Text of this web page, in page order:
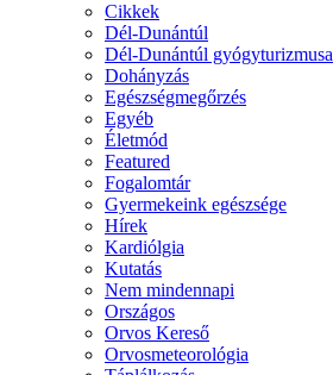
Cikkek
Dél-Dunántúl
Dél-Dunántúl gyógyturizmusa
Dohányzás
Egészségmegőrzés
Egyéb
Életmód
Featured
Fogalomtár
Gyermekeink egészsége
Hírek
Kardiólgia
Kutatás
Nem mindennapi
Országos
Orvos Kereső
Orvosmeteorológia